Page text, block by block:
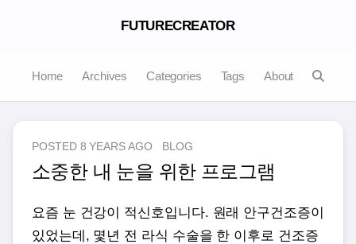
FUTURECREATOR
Home Archives Categories Tags About
POSTED 8 YEARS AGO BLOG
소중한 내 눈을 위한 프로그램
요즘 눈 건강이 적신호입니다. 원래 안구건조증이
있었는데, 몇년 전 라식 수술을 한 이후로 건조증